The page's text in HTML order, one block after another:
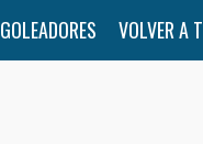
GOLEADORES VOLVER A